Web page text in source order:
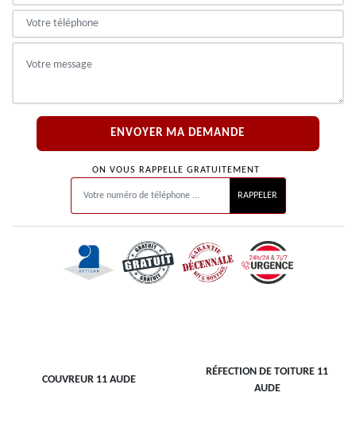
ON VOUS RAPPELLE GRATUITEMENT
COUVREUR 11 AUDE
RÉFECTION DE TOITURE 11
AUDE